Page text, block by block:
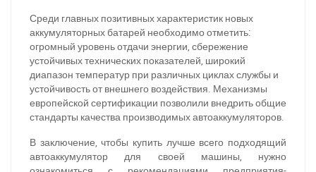
Среди главных позитивных характеристик новых
аккумуляторных батарей необходимо отметить:
огромный уровень отдачи энергии, сбережение
устойчивых технических показателей, широкий
диапазон температур при различных циклах службы и
устойчивость от внешнего воздействия. Механизмы
европейской сертификации позволили внедрить общие
стандарты качества производимых автоаккумуляторов.
В заключение, чтобы купить лучше всего подходящий
автоаккумулятор для своей машины, нужно
(093) 600-51-11
Написати в Viber Написати в Telegram